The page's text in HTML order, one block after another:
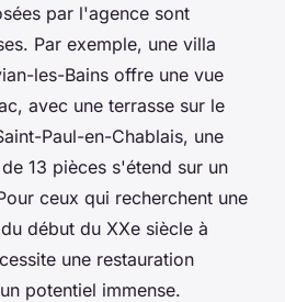
par l'agence sont
Par exemple, une villa
les-Bains offre une vue
avec une terrasse sur le
Paul-en-Chablais, une
13 pièces s'étend sur un
ceux qui recherchent une
début du XXe siècle à
une restauration
potentiel immense.